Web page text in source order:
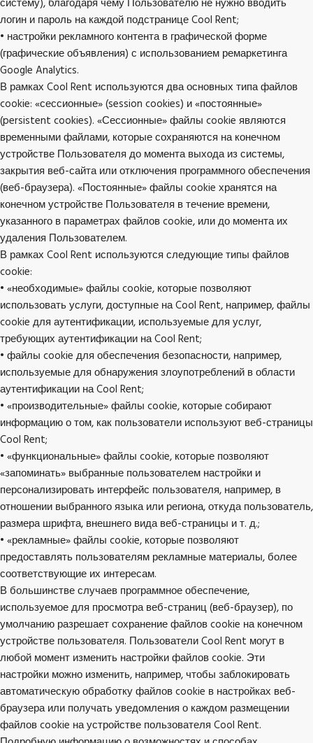
систему), благодаря чему Пользователю не нужно вводить
логин и пароль на каждой подстранице Cool Rent;
• настройки рекламного контента в графической форме
(графические объявления) с использованием ремаркетинга
Google Analytics.
В рамках Cool Rent используются два основных типа файлов
cookie: «сессионные» (session cookies) и «постоянные»
(persistent cookies). «Сессионные» файлы cookie являются
временными файлами, которые сохраняются на конечном
устройстве Пользователя до момента выхода из системы,
закрытия веб-сайта или отключения программного обеспечения
(веб-браузера). «Постоянные» файлы cookie хранятся на
конечном устройстве Пользователя в течение времени,
указанного в параметрах файлов cookie, или до момента их
удаления Пользователем.
В рамках Cool Rent используются следующие типы файлов
cookie:
• «необходимые» файлы cookie, которые позволяют
использовать услуги, доступные на Cool Rent, например, файлы
cookie для аутентификации, используемые для услуг,
требующих аутентификации на Cool Rent;
• файлы cookie для обеспечения безопасности, например,
используемые для обнаружения злоупотреблений в области
аутентификации на Cool Rent;
• «производительные» файлы cookie, которые собирают
информацию о том, как пользователи используют веб-страницы
Cool Rent;
• «функциональные» файлы cookie, которые позволяют
«запоминать» выбранные пользователем настройки и
персонализировать интерфейс пользователя, например, в
отношении выбранного языка или региона, откуда пользователь,
размера шрифта, внешнего вида веб-страницы и т. д.;
• «рекламные» файлы cookie, которые позволяют
предоставлять пользователям рекламные материалы, более
соответствующие их интересам.
В большинстве случаев программное обеспечение,
используемое для просмотра веб-страниц (веб-браузер), по
умолчанию разрешает сохранение файлов cookie на конечном
устройстве пользователя. Пользователи Cool Rent могут в
любой момент изменить настройки файлов cookie. Эти
настройки можно изменить, например, чтобы заблокировать
автоматическую обработку файлов cookie в настройках веб-
браузера или получать уведомления о каждом размещении
файлов cookie на устройстве пользователя Cool Rent.